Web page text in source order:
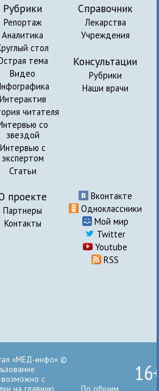
Рубрики
Репортаж
Аналитика
стол
тема
Видео
Интерактив
читателя
со
звездой
Интервью с
экспертом
Статьи
Справочник
Лекарства
Учреждения
Консультации
Рубрики
Наши врачи
проекте
Партнеры
Контакты
Вконтакте
Одноклассники
Мой мир
Twitter
Youtube
RSS
«МЕД-инфо» ©
возможно с
на главную
По общим